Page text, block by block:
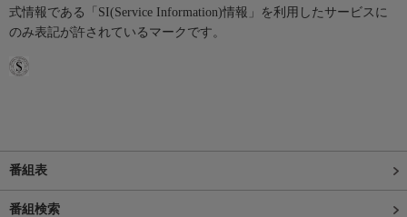
式情報である「SI(Service Information)情報」を利用したサービスに
のみ表記が許されているマークです。
番組表
番組検索